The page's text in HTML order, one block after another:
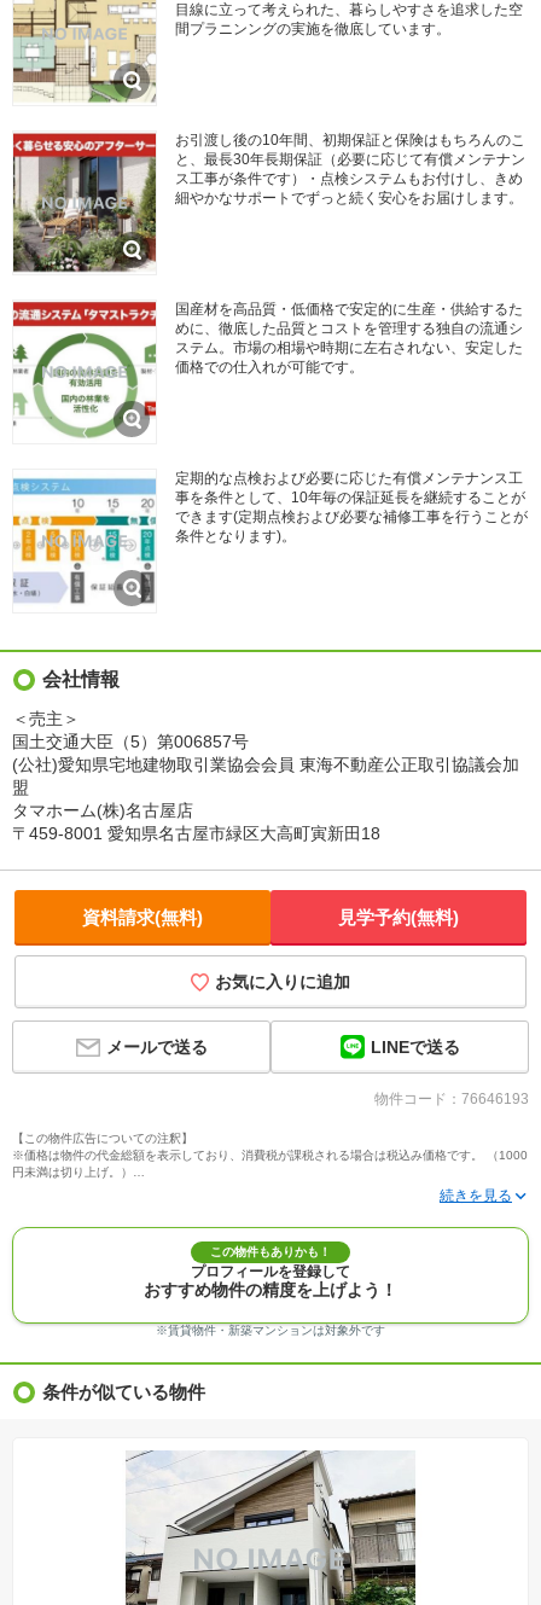
目線に立って考えられた、暮らしやすさを追求した空
間プラニンングの実施を徹底しています。
お引渡し後の10年間、初期保証と保険はもちろんのこ
と、最長30年長期保証（必要に応じて有償メンテナン
ス工事が条件です）・点検システムもお付けし、きめ
細やかなサポートでずっと続く安心をお届けします。
国産材を高品質・低価格で安定的に生産・供給するた
めに、徹底した品質とコストを管理する独自の流通シ
ステム。市場の相場や時期に左右されない、安定した
価格での仕入れが可能です。
定期的な点検および必要に応じた有償メンテナンス工
事を条件として、10年毎の保証延長を継続することが
できます(定期点検および必要な補修工事を行うことが
条件となります)。
会社情報
＜売主＞
国土交通大臣（5）第006857号
(公社)愛知県宅地建物取引業協会会員 東海不動産公正取引協議会加
盟
タマホーム(株)名古屋店
〒459-8001 愛知県名古屋市緑区大高町寅新田18
資料請求(無料) 見学予約(無料)
お気に入りに追加
メールで送る LINEで送る
物件コード：76646193
【この物件広告についての注釈】
※価格は物件の代金総額を表示しており、消費税が課税される場合は税込み価格です。 （1000
円未満は切り上げ。）
※写真に写っている、またはパース（絵）や間取り図に描かれている家具や車などは、特にコ
※建築条件付き土地価格には、建物価格は含まれません。
※物件情報は、原則として情報提供日の２日前に最終確認した情報です。
※完成予想図はいずれも外構、植栽、外観等実際のものとは多少異なることがあります。
※モデルルーム・モデルハウス・展示場・ショールームの画像の場合、今回販売の物件と異な
※ＣＧ合成の画像の場合、実際とは多少異なる場合があります。
※物件特徴：販売戸数が複数の物件は、全ての住戸に該当しない項目もあります。
※価格更新：物件価格が変更された日から１週間表示されます。
※建築条件土地の情報内に掲載されている、建物プラン例は、土地購入者の設計プランの参考
の一例であって、プランの採用可否は任意です。
※土地（建築条件なし）で「建物プラン例」が表記してある時、そのプラン例は特定の建築請
負会社によるもので、当該建築請負会社以外で建てた場合、同様のものが同価格で建てられる
とは限りません。また建築請負会社を特定するものではありません。
※建築条件付き土地とは、その土地に建築する建物の建築請負契約が、一定期間内に成立する
ことを条件として売買される土地のことをいいます。建築請負契約成立に向けて設計プランを
協議するため、土地購入者が自己の希望する建物の設計協議をするために必要な相当の期間の
交渉期間が設定され、その期間内で希望を満たすプランが実現できたかどうかにより結論を出
この物件もありかも！
プロフィールを登録して
おすすめ物件の精度を上げよう！
※賃貸物件・新築マンションは対象外です
条件が似ている物件